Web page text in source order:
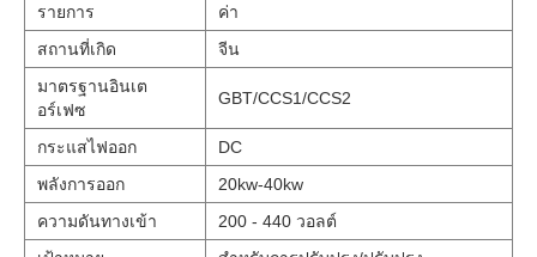
รายการ
ค่า
สถานที่เกิด
จีน
มาตรฐานอินเต
อร์เฟซ
GBT/CCS1/CCS2
กระแสไฟออก
DC
พลังการออก
20kw-40kw
ความดันทางเข้า
200 - 440 วอลต์